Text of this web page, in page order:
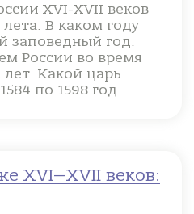
XVI-XVII веков
В каком году
заповедный год.
России во время
Какой царь
по 1598 год.
XVI—XVII веков: